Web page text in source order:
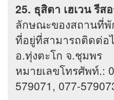
25. ธุสิตา เฮเวน รี
ลักษณะของสถานที่พั
ที่อยู่ที่สามารถติดต่อ
อ.ทุ่งตะโก จ.ชุมพร
หมายเลขโทรศัพท์.:
579071, 077-